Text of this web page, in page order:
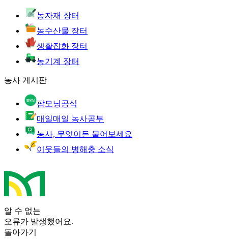
농자재 장터
농수산물 장터
생활잡화 장터
농기계 장터
농사 게시판
팜모닝공식
매일매일 농사공부
농사, 무엇이든 물어보세요
이웃들의 병해충 소식
알 수 없는
오류가 발생했어요.
돌아가기